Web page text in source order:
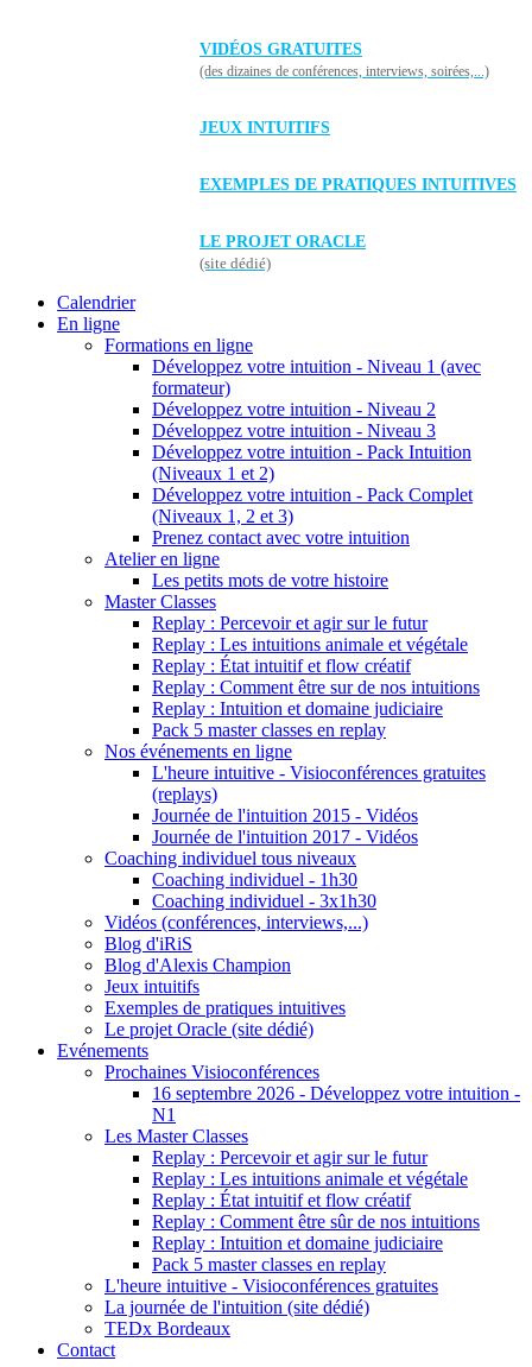
VIDÉOS GRATUITES
(des dizaines de conférences, interviews, soirées,...)
JEUX INTUITIFS
EXEMPLES DE PRATIQUES INTUITIVES
LE PROJET ORACLE
(site dédié)
Calendrier
En ligne
Formations en ligne
Développez votre intuition - Niveau 1 (avec
formateur)
Développez votre intuition - Niveau 2
Développez votre intuition - Niveau 3
Développez votre intuition - Pack Intuition
(Niveaux 1 et 2)
Développez votre intuition - Pack Complet
(Niveaux 1, 2 et 3)
Prenez contact avec votre intuition
Atelier en ligne
Les petits mots de votre histoire
Master Classes
Replay : Percevoir et agir sur le futur
Replay : Les intuitions animale et végétale
Replay : État intuitif et flow créatif
Replay : Comment être sur de nos intuitions
Replay : Intuition et domaine judiciaire
Pack 5 master classes en replay
Nos événements en ligne
L'heure intuitive - Visioconférences gratuites
(replays)
Journée de l'intuition 2015 - Vidéos
Journée de l'intuition 2017 - Vidéos
Coaching individuel tous niveaux
Coaching individuel - 1h30
Coaching individuel - 3x1h30
Vidéos (conférences, interviews,...)
Blog d'iRiS
Blog d'Alexis Champion
Jeux intuitifs
Exemples de pratiques intuitives
Le projet Oracle (site dédié)
Evénements
Prochaines Visioconférences
16 septembre 2026 - Développez votre intuition -
N1
Les Master Classes
Replay : Percevoir et agir sur le futur
Replay : Les intuitions animale et végétale
Replay : État intuitif et flow créatif
Replay : Comment être sûr de nos intuitions
Replay : Intuition et domaine judiciaire
Pack 5 master classes en replay
L'heure intuitive - Visioconférences gratuites
La journée de l'intuition (site dédié)
TEDx Bordeaux
Contact